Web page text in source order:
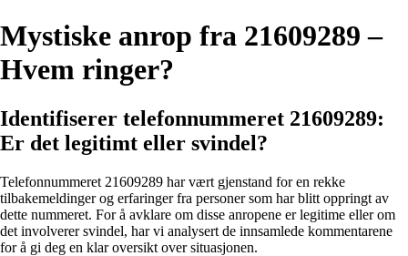
Mystiske anrop fra 21609289 –
Hvem ringer?
Identifiserer telefonnummeret 21609289:
Er det legitimt eller svindel?
Telefonnummeret 21609289 har vært gjenstand for en rekke
tilbakemeldinger og erfaringer fra personer som har blitt oppringt av
dette nummeret. For å avklare om disse anropene er legitime eller om
det involverer svindel, har vi analysert de innsamlede kommentarene
for å gi deg en klar oversikt over situasjonen.